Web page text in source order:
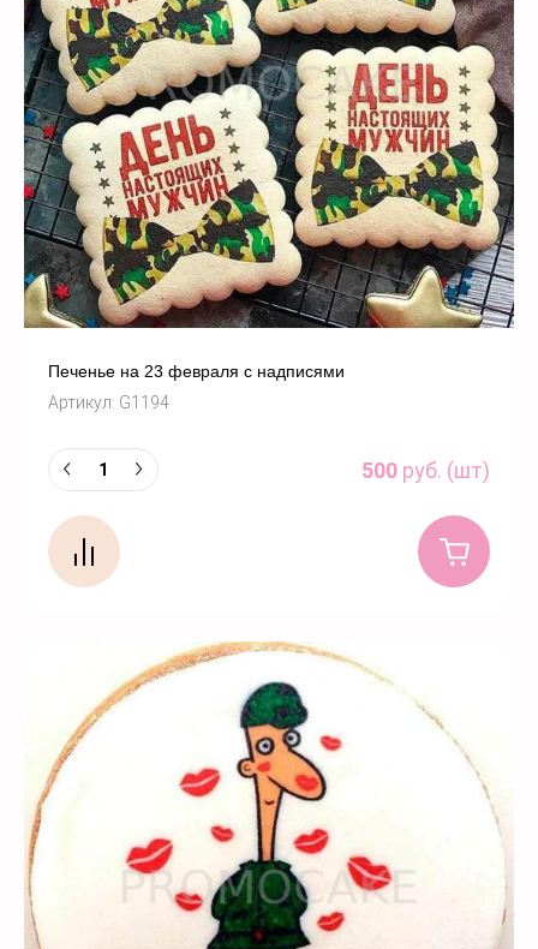
Печенье на 23 февраля с надписями
Артикул: G1194
500 руб. (шт)